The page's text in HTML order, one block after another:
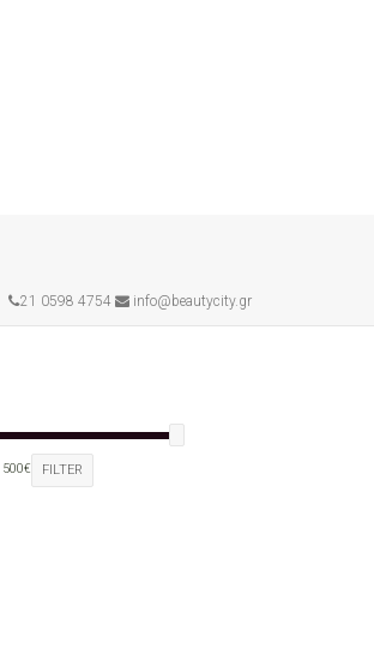
21 0598 4754 info@beautycity.gr
FILTER
500€